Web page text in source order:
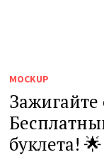
MOCKUP
буклета! 🌟